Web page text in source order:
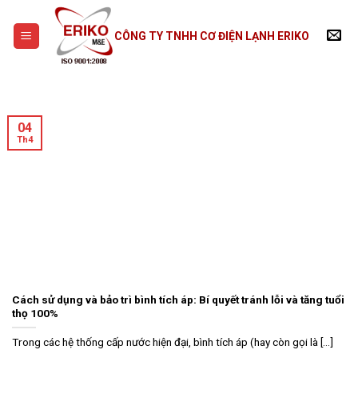
content
CÔNG TY TNHH CƠ ĐIỆN LẠNH ERIKO
Cách sử dụng và bảo trì bình tích áp: Bí quyết tránh lỗi và tăng tuổi
thọ 100%
Trong các hệ thống cấp nước hiện đại, bình tích áp (hay còn gọi là [...]
04
Th4